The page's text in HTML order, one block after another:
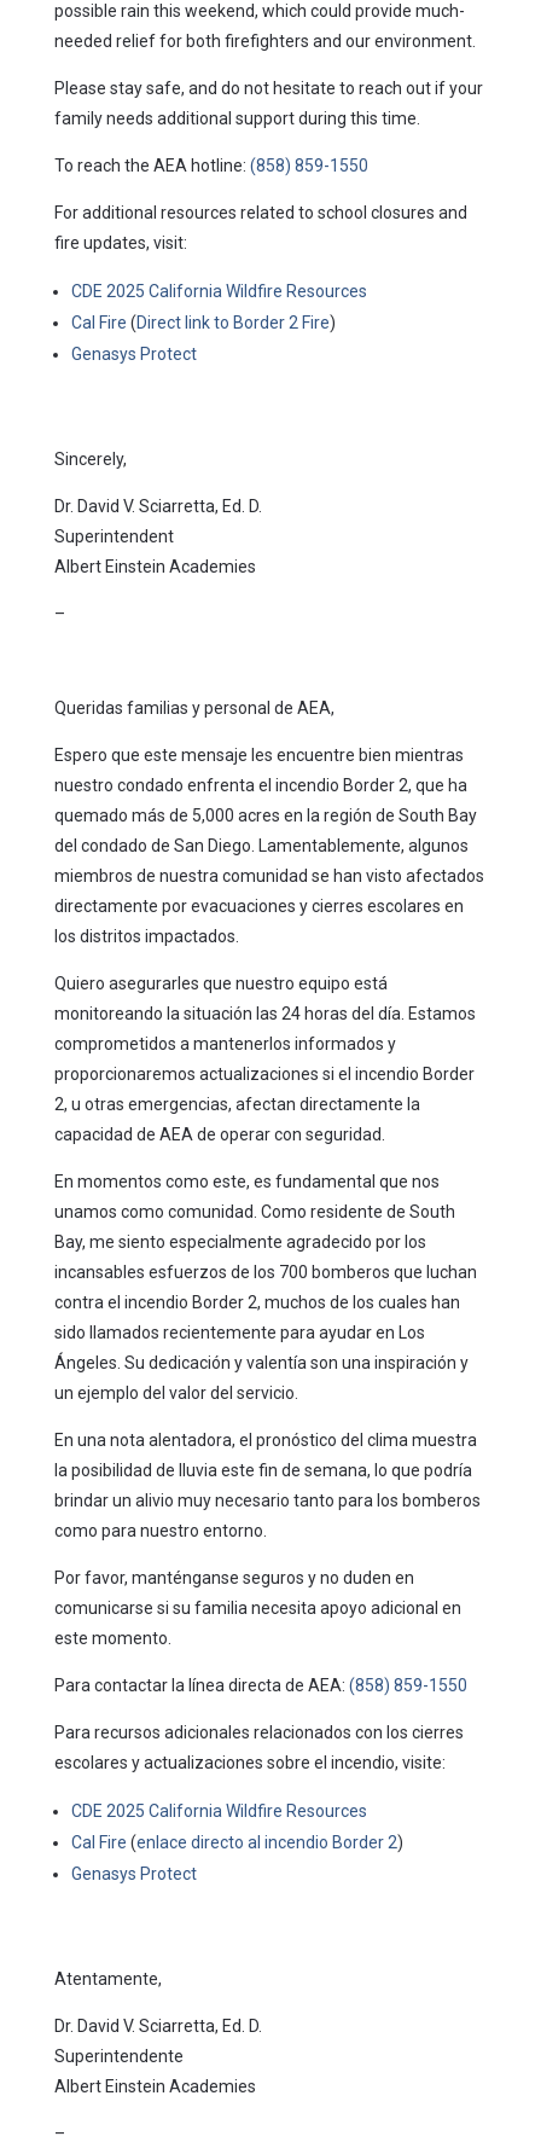
possible rain this weekend, which could provide much-
needed relief for both firefighters and our environment.
Please stay safe, and do not hesitate to reach out if your
family needs additional support during this time.
To reach the AEA hotline: (858) 859-1550
For additional resources related to school closures and
fire updates, visit:
CDE 2025 California Wildfire Resources
Cal Fire (Direct link to Border 2 Fire)
Genasys Protect
Sincerely,
Dr. David V. Sciarretta, Ed. D.
Superintendent
Albert Einstein Academies
–
Queridas familias y personal de AEA,
Espero que este mensaje les encuentre bien mientras
nuestro condado enfrenta el incendio Border 2, que ha
quemado más de 5,000 acres en la región de South Bay
del condado de San Diego. Lamentablemente, algunos
miembros de nuestra comunidad se han visto afectados
directamente por evacuaciones y cierres escolares en
los distritos impactados.
Quiero asegurarles que nuestro equipo está
monitoreando la situación las 24 horas del día. Estamos
comprometidos a mantenerlos informados y
proporcionaremos actualizaciones si el incendio Border
2, u otras emergencias, afectan directamente la
capacidad de AEA de operar con seguridad.
En momentos como este, es fundamental que nos
unamos como comunidad. Como residente de South
Bay, me siento especialmente agradecido por los
incansables esfuerzos de los 700 bomberos que luchan
contra el incendio Border 2, muchos de los cuales han
sido llamados recientemente para ayudar en Los
Ángeles. Su dedicación y valentía son una inspiración y
un ejemplo del valor del servicio.
En una nota alentadora, el pronóstico del clima muestra
la posibilidad de lluvia este fin de semana, lo que podría
brindar un alivio muy necesario tanto para los bomberos
como para nuestro entorno.
Por favor, manténganse seguros y no duden en
comunicarse si su familia necesita apoyo adicional en
este momento.
Para contactar la línea directa de AEA: (858) 859-1550
Para recursos adicionales relacionados con los cierres
escolares y actualizaciones sobre el incendio, visite:
CDE 2025 California Wildfire Resources
Cal Fire (enlace directo al incendio Border 2)
Genasys Protect
Atentamente,
Dr. David V. Sciarretta, Ed. D.
Superintendente
Albert Einstein Academies
–